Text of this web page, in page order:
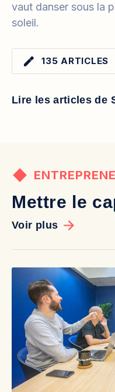
vaut danser sous la
soleil.
135 ARTICLES
Lire les articles de
Mettre le
Voir plus